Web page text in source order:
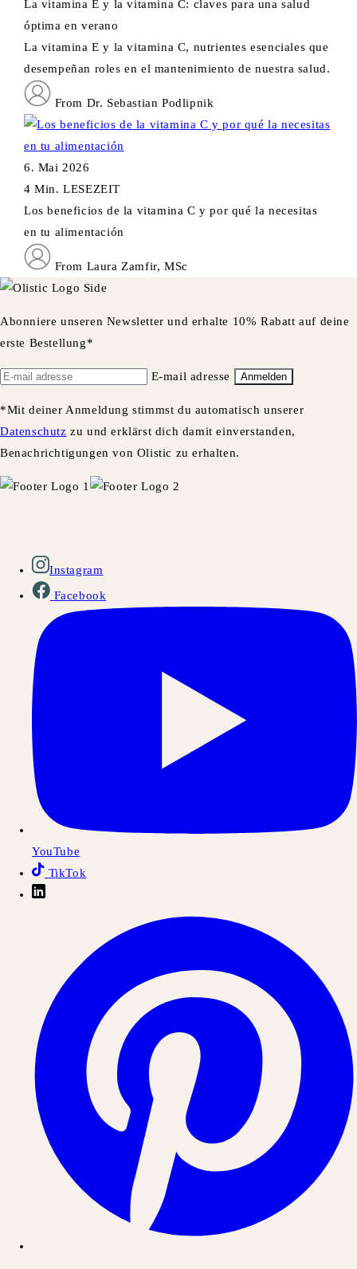
La vitamina E y la vitamina C: claves para una salud
óptima en verano
La vitamina E y la vitamina C, nutrientes esenciales que
desempeñan roles en el mantenimiento de nuestra salud.
From Dr. Sebastian Podlipnik
6. Mai 2026
4 Min. LESEZEIT
Los beneficios de la vitamina C y por qué la necesitas
en tu alimentación
From Laura Zamfir, MSc
Abonniere unseren Newsletter und erhalte 10% Rabatt auf deine
erste Bestellung*
E-mail adresse Anmelden
*Mit deiner Anmeldung stimmst du automatisch unserer
Datenschutz zu und erklärst dich damit einverstanden,
Benachrichtigungen von Olistic zu erhalten.
Instagram
Facebook
YouTube
TikTok